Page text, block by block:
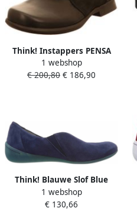
Think! Instappers PENSA
Feestelijke schoen
comfortschoen lage schoen
1 webshop
€ 200,80 € 186,90
Think! Blauwe Slof Blue
Dames
1 webshop
€ 130,66